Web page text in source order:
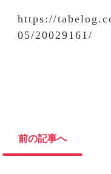
https://
05/20029161/
前の記事へ